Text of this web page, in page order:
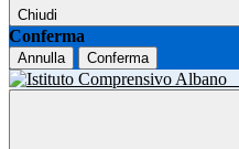
Chiudi
Conferma
Annulla Conferma